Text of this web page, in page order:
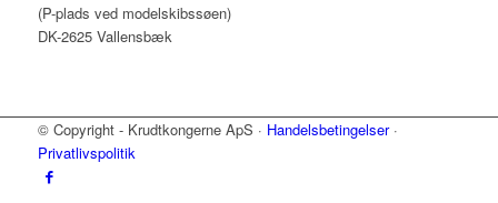
(P-plads ved modelskibssøen)
DK-2625 Vallensbæk
© Copyright - Krudtkongerne ApS · Handelsbetingelser·
Privatlivspolitik